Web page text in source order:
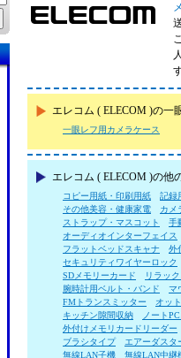
エレコム ( ELECOM )の一
一眼レフ用カメラケース
エレコム ( ELECOM )の他
コピー用紙・印刷用紙 記録
その他美容・健康家電
カメ
ストラップ・マスコット
手
オーディオインターフェイス
フラットベッドスキャナ
外
セキュリティワイヤーロック
SDメモリーカード
リラッ
腕時計用ベルト・バンド
マ
FMトランスミッター
オッ
キッチン隙間収納
ノート
外付けメモリカードリーダー
ブラシタイプ
エアーダスタ
無線LAN子機
無線LAN中継